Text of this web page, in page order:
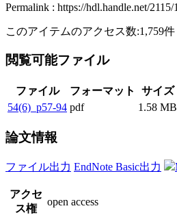
Permalink : https://hdl.handle.net/2115/
このアイテムのアクセス数:1,759件
閲覧可能ファイル
ファイル フォーマット サイズ
54(6)_p57-94 pdf 1.58 MB
論文情報
ファイル出力 EndNote Basic出力
アクセ
ス権
open access